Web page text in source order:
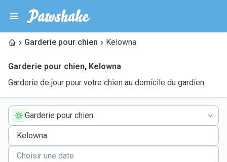
Garderie pour chien Kelowna
Garderie pour chien, Kelowna
Garderie de jour pour votre chien au domicile du gardien
Garderie pour chien